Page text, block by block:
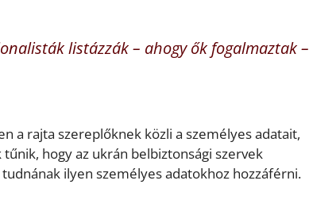
listázzák – ahogy ők fogalmaztak –
a rajta szereplőknek közli a személyes adatait,
hogy az ukrán belbiztonsági szervek
ilyen személyes adatokhoz hozzáférni.